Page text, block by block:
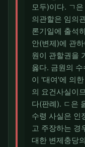
모두)이다. ㄱ
의관할은 임의
론기일에 출석
안(변제)에 관
원이 관할권을
옳다. 금원의
이 '대여'에 의
의 요건사실이
다(판례). ㄷ은
수령 사실은 인
고 주장하는 경
대한 변제충당